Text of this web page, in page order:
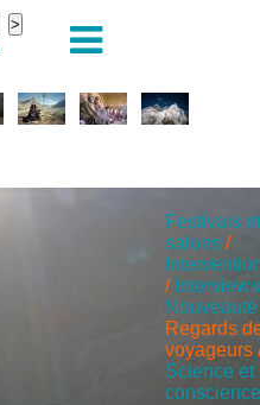
Festivals
salons /
/ Interviews
Nouveauté
Regards
voyageurs
Science et